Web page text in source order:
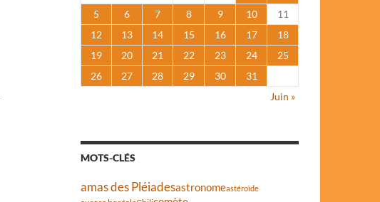
5
6 7 8 9 10
11
12
13 14 15 16 17
18
19
20 21 22 23 24
25
26
27 28 29 30
31
Juin »
MOTS-CLÉS
amas des Pléiadesastronomeastéroïde